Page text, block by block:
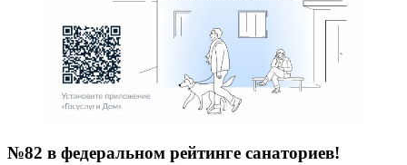
№82 в федеральном рейтинге санаториев!